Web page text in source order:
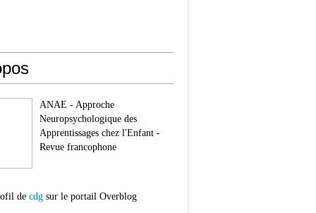
ANAE - Approche
Neuropsychologique des
Apprentissages chez l'Enfant -
Revue francophone
de cdg sur le portail Overblog